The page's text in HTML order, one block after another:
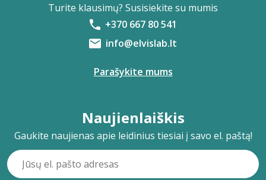
Turite klausimų? Susisiekite su mumis
+370 667 80 541
info@elvislab.lt
Parašykite mums
Naujienlaiškis
Gaukite naujienas apie leidinius tiesiai į savo el. paštą!